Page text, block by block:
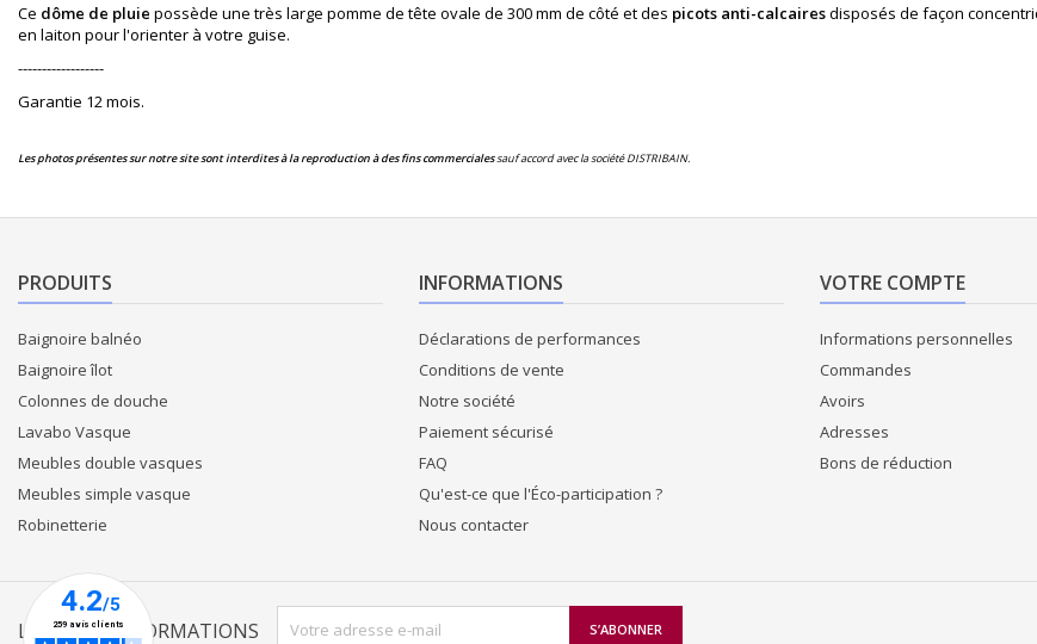
Ce dôme de pluie possède une très large pomme de tête ovale de 300 mm de côté et des picots anti-calcairesdisposés de façon
en laiton pour l'orienter à votre guise.
------------------
Garantie 12 mois.
Les photos présentes sur notre site sont interdites à la reproduction à des fins commercialessauf accord avec la société DISTRIBAIN.
PRODUITS
Baignoire balnéo
Baignoire îlot
Colonnes de douche
Lavabo Vasque
Meubles double vasques
Meubles simple vasque
Robinetterie
INFORMATIONS
Déclarations de performances
Conditions de vente
Notre société
Paiement sécurisé
FAQ
Qu'est-ce que l'Éco-participation ?
Nous contacter
VOTRE COMPTE
Informations personnelles
Commandes
Avoirs
Adresses
Bons de réduction
LETTRE D'INFORMATIONS